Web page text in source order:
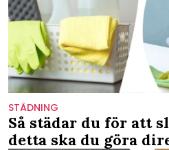
STÄDNING
Så städar du för att
detta ska du göra